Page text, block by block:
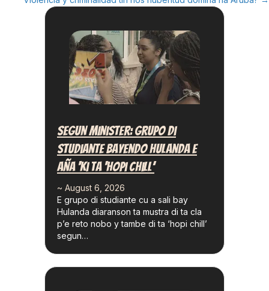
Segun Minister: Grupo Di
Studiante Bayendo Hulanda E
Aña ‘ki Ta ‘hopi Chill’
~ August 6, 2026
E grupo di studiante cu a sali bay
Hulanda diaranson ta mustra di ta cla
p’e reto nobo y tambe di ta ‘hopi chill’
segun…